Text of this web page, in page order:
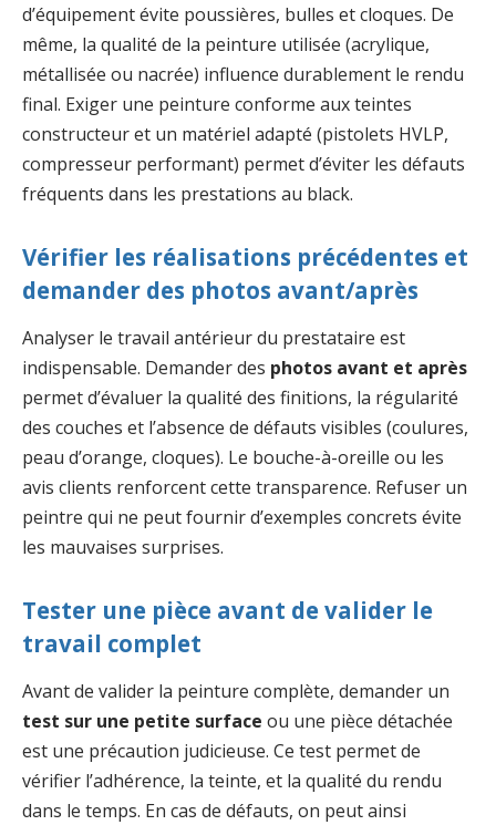
d’équipement évite poussières, bulles et cloques. De
même, la qualité de la peinture utilisée (acrylique,
métallisée ou nacrée) influence durablement le rendu
final. Exiger une peinture conforme aux teintes
constructeur et un matériel adapté (pistolets HVLP,
compresseur performant) permet d’éviter les défauts
fréquents dans les prestations au black.
Vérifier les réalisations précédentes et
demander des photos avant/après
Analyser le travail antérieur du prestataire est
indispensable. Demander des photos avant et après
permet d’évaluer la qualité des finitions, la régularité
des couches et l’absence de défauts visibles (coulures,
peau d’orange, cloques). Le bouche-à-oreille ou les
avis clients renforcent cette transparence. Refuser un
peintre qui ne peut fournir d’exemples concrets évite
les mauvaises surprises.
Tester une pièce avant de valider le
travail complet
Avant de valider la peinture complète, demander un
test sur une petite surface ou une pièce détachée
est une précaution judicieuse. Ce test permet de
vérifier l’adhérence, la teinte, et la qualité du rendu
dans le temps. En cas de défauts, on peut ainsi